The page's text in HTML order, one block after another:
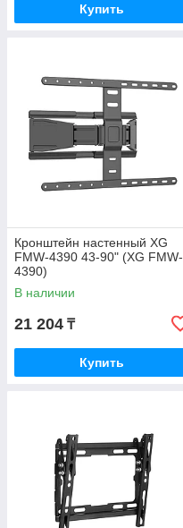
Купить
Кронштейн настенный XG
FMW-4390 43-90" (XG FMW-
4390)
В наличии
21 204 ₸
Купить